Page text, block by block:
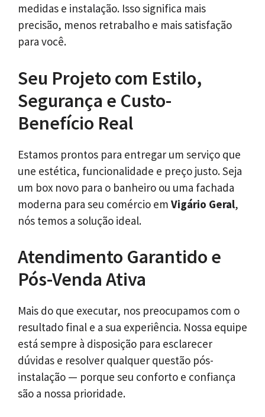
medidas e instalação. Isso significa mais
precisão, menos retrabalho e mais satisfação
para você.
Seu Projeto com Estilo,
Segurança e Custo-
Benefício Real
Estamos prontos para entregar um serviço que
une estética, funcionalidade e preço justo. Seja
um box novo para o banheiro ou uma fachada
moderna para seu comércio em Vigário Geral,
nós temos a solução ideal.
Atendimento Garantido e
Pós-Venda Ativa
Mais do que executar, nos preocupamos com o
resultado final e a sua experiência. Nossa equipe
está sempre à disposição para esclarecer
dúvidas e resolver qualquer questão pós-
instalação — porque seu conforto e confiança
são a nossa prioridade.